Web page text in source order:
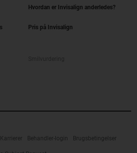
Hvordan er Invisalign anderledes?
Pris på Invisalign
Karrierer Behandler-login Brugsbetingelser